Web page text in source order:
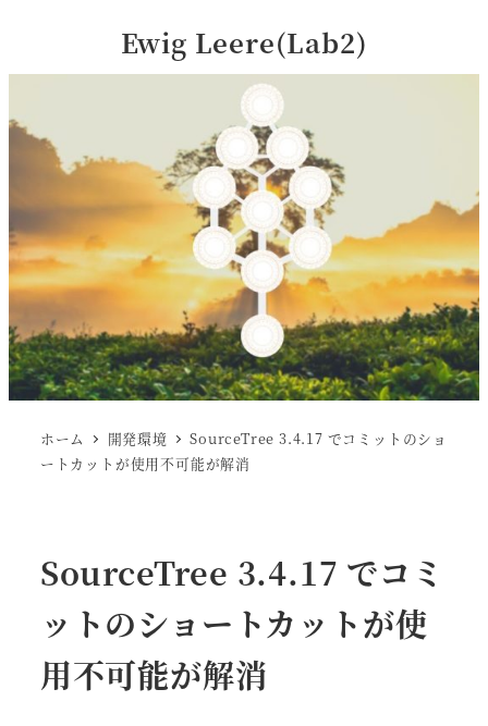
Ewig Leere(Lab2)
ホーム 開発環境
SourceTree 3.4.17 でコミットのショ
ートカットが使用不可能が解消
SourceTree 3.4.17 でコミ
ットのショートカットが使
用不可能が解消